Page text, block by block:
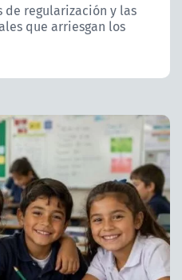
regularización y las
que arriesgan los